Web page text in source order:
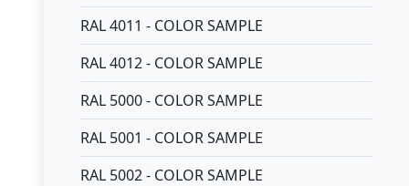
RAL 4011 - COLOR SAMPLE
RAL 4012 - COLOR SAMPLE
RAL 5000 - COLOR SAMPLE
RAL 5001 - COLOR SAMPLE
RAL 5002 - COLOR SAMPLE